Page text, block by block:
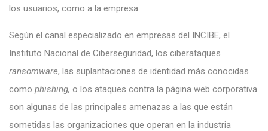
los usuarios, como a la empresa.
Según el canal especializado en empresas del INCIBE, el
Instituto Nacional de Ciberseguridad, los ciberataques
ransomware, las suplantaciones de identidad más conocidas
como phishing, o los ataques contra la página web corporativa
son algunas de las principales amenazas a las que están
sometidas las organizaciones que operan en la industria